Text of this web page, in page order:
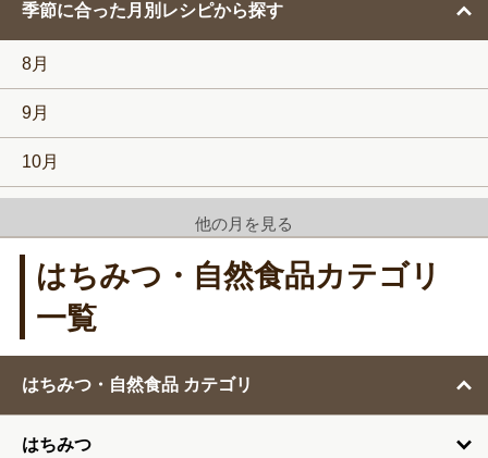
季節に合った月別レシピから探す
8月
9月
10月
12月
2月
他の月を見る
はちみつ・自然食品カテゴリ
一覧
はちみつ・自然食品 カテゴリ
はちみつ